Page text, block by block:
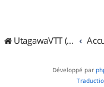
UtagawaVTT (Randos VTT et VTTAE avec traces GPS)
Développé par